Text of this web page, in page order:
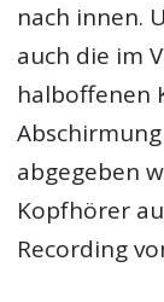
nach innen.
auch die im
halboffenen
abgegeben
Kopfhörer
Recording